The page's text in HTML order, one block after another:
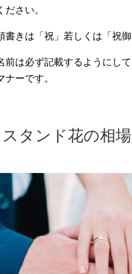
さい。
きは「祝」若しくは「祝御
前は必ず記載するようにし
ーです。
タンド花の相場